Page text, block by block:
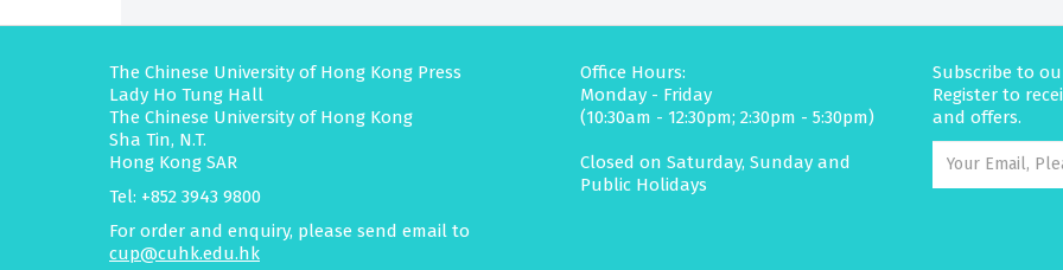
The Chinese University of Hong Kong Press
Lady Ho Tung Hall
The Chinese University of Hong Kong
Sha Tin, N.T.
Hong Kong SAR
Tel: +852 3943 9800
For order and enquiry, please send email to
cup@cuhk.edu.hk
Office Hours:
Monday - Friday
(10:30am - 12:30pm; 2:30pm - 5:30pm)
Closed on Saturday, Sunday and
Public Holidays
Subscribe to
Register to
and offers.